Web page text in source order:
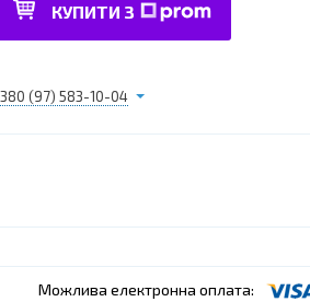
КУПИТИ З
(97) 583-10-04